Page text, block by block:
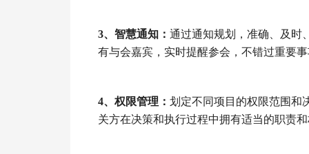
3、智慧通知： 通过通知规划，准确、及时
有与会嘉宾，实时提醒参会，不错过重要
4、权限管理： 划定不同项目的权限范围和
关方在决策和执行过程中拥有适当的职责